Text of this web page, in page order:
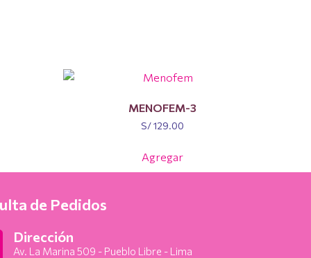
MENOFEM-3
S/129.00
Agregar
de Pedidos
Dirección
Av. La Marina 509 - Pueblo Libre - Lima